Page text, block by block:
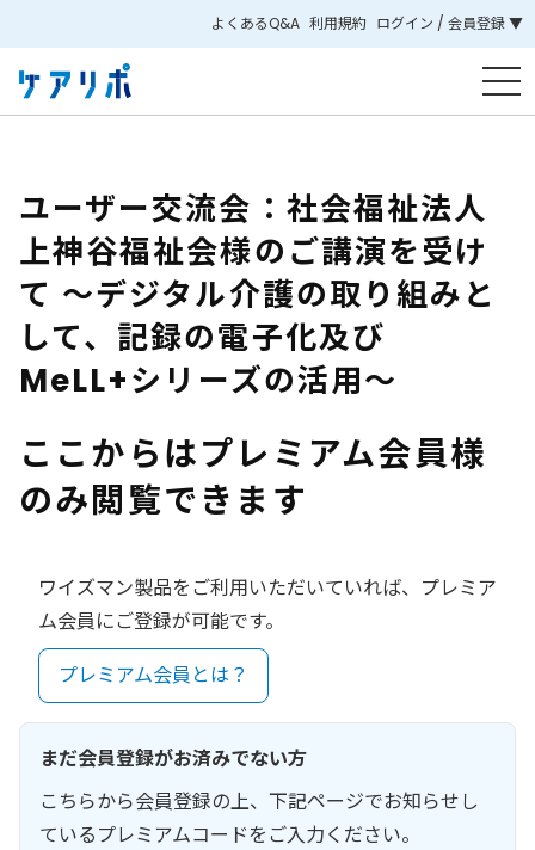
よくあるQ&A 利用規約 ログイン / 会員登録 ▼
ユーザー交流会：社会福祉法人
上神谷福祉会様のご講演を受け
て ～デジタル介護の取り組みと
して、記録の電子化及び
MeLL+シリーズの活用～
ここからはプレミアム会員様
のみ閲覧できます
ワイズマン製品をご利用いただいていれば、プレミア
ム会員にご登録が可能です。
プレミアム会員とは？
まだ会員登録がお済みでない方
こちらから会員登録の上、下記ページでお知らせし
ているプレミアムコードをご入力ください。